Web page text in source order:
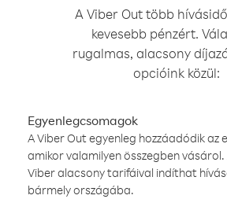
A Viber Out több
kevesebb pénzért.
rugalmas, alacsony
opcióink közül:
Egyenlegcsomagok
A Viber Out egyenleg hozzáadódik az
amikor valamilyen összegben vásárol.
Viber alacsony tarifáival indíthat
bármely országába.